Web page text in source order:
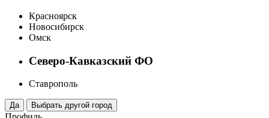
Красноярск
Новосибирск
Омск
Северо-Кавказский ФО
Ставрополь